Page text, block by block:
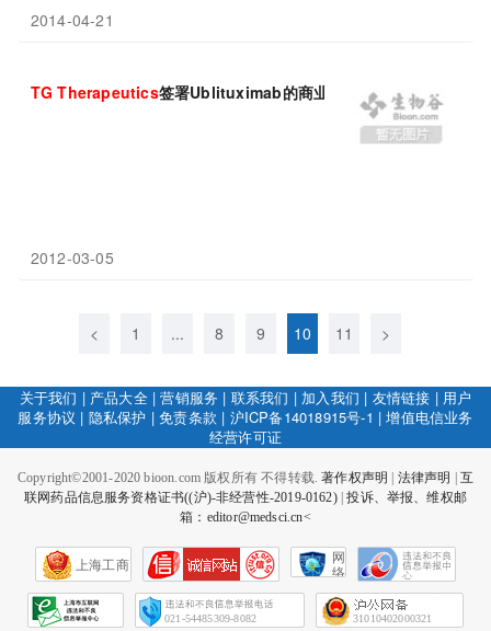
2014-04-21
TG Therapeutics签署Ublituximab的商业化授权
2012-03-05
< 1 ... 8 9 10 11 >
关于我们 | 产品大全|营销服务 | 联系我们 | 加入我们 | 友情链接 | 用户
服务协议 | 隐私保护 |免责条款 | 沪ICP备14018915号-1 |增值电信业务
经营许可证
Copyright©2001-2020 bioon.com 版权所有 不得转载.著作权声明 法律声明
互
联网药品信息服务资格证书((沪)-非经营性-2019-0162)|投诉、举报、维权邮
箱：editor@medsci.cn<
上海工商
网
络
会
征
021-54485309-8082 31010402000321